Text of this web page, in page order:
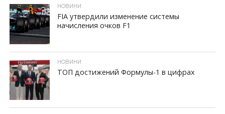
ID, "post_views_count", true); if ( $post_views >= 1) { ?>
НОВИНИ
FIA утвердили изменение системы
начисления очков F1
ID, "post_views_count", true); if ( $post_views >= 1) { ?>
НОВИНИ
ТОП достижений Формулы-1 в цифрах